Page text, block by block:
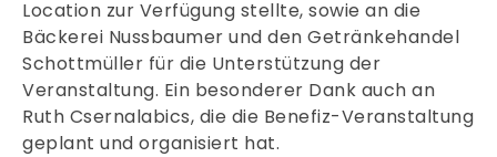
Location zur Verfügung stellte, sowie an die
Bäckerei Nussbaumer und den Getränkehandel
Schottmüller für die Unterstützung der
Veranstaltung. Ein besonderer Dank auch an
Ruth Csernalabics, die die Benefiz-Veranstaltung
geplant und organisiert hat.